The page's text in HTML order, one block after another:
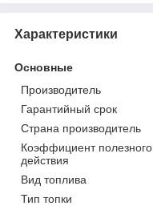
Характеристики
Основные
Производитель
Гарантийный срок
Страна производитель
Коэффициент полезного
действия
Вид топлива
Тип топки